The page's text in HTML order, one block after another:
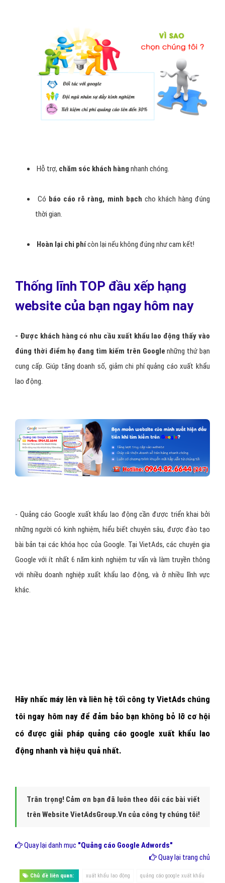
Hỗ trợ, chăm sóc khách hàng nhanh chóng.
Có báo cáo rõ ràng, minh bạch cho khách hàng đúng
thời gian.
Hoàn lại chi phícòn lại nếu không đúng như cam kết!
Thống lĩnh TOP đầu xếp hạng
website của bạn ngay hôm nay
- Được khách hàng có nhu cầu xuất khẩu lao động thấy vào
đúng thời điểm họ đang tìm kiếm trên Google những thứ bạn
cung cấp. Giúp tăng doanh số, giảm chi phí quảng cáo xuất khẩu
lao động.
- Quảng cáo Google xuất khẩu lao động cần được triển khai bởi
những người có kinh nghiệm, hiểu biết chuyên sâu, được đào tạo
bài bản tại các khóa học của Google. Tại VietAds, các chuyên gia
Google với ít nhất 6 năm kinh nghiệm tư vấn và làm truyền thông
với nhiều doanh nghiệp xuất khẩu lao động, và ở nhiều lĩnh vực
khác.
Hãy nhấc máy lên và liên hệ tối công ty VietAds chúng
tôi ngay hôm nayđể đảm bảo bạn không bỏ lỡ cơ hội
có được giải pháp quảng cáo google xuất khẩu lao
động nhanh và hiệu quả nhất.
Trân trọng! Cảm ơn bạn đã luôn theo dõi các bài viết
trên Website VietAdsGroup.Vn của công ty chúng tôi!
Quay lại danh mục "Quảng cáo Google Adwords"
Quay lại trang chủ
Chủ đề liên quan: xuất khẩu lao động quảng cáo google xuất khẩu